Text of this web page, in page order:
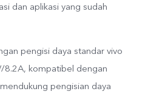
dan aplikasi yang sudah
pengisi daya standar vivo
8.2A, kompatibel dengan
pengisian daya